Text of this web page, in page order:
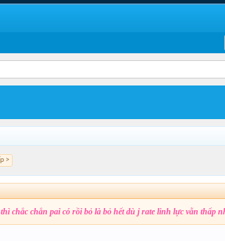
>
chắc chắn pai có rồi bỏ là bỏ hết dù j rate linh lực vẫn thấp